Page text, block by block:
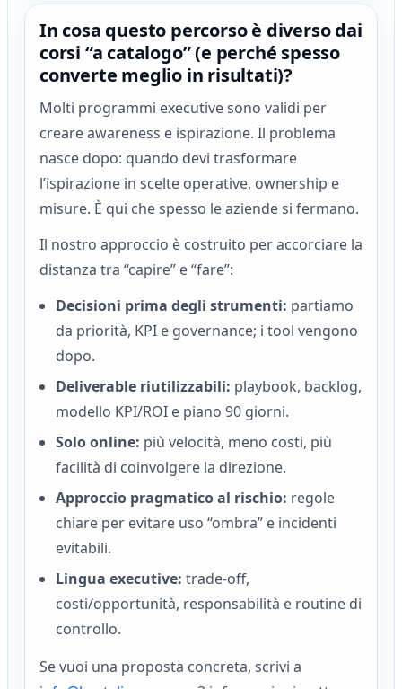
In cosa questo percorso è diverso dai
corsi “a catalogo” (e perché spesso
converte meglio in risultati)?
Molti programmi executive sono validi per
creare awareness e ispirazione. Il problema
nasce dopo: quando devi trasformare
l’ispirazione in scelte operative, ownership e
misure. È qui che spesso le aziende si fermano.
Il nostro approccio è costruito per accorciare la
distanza tra “capire” e “fare”:
Decisioni prima degli strumenti: partiamo
da priorità, KPI e governance; i tool vengono
dopo.
Deliverable riutilizzabili: playbook, backlog,
modello KPI/ROI e piano 90 giorni.
Solo online: più velocità, meno costi, più
facilità di coinvolgere la direzione.
Approccio pragmatico al rischio: regole
chiare per evitare uso “ombra” e incidenti
evitabili.
Lingua executive: trade‑off,
costi/opportunità, responsabilità e routine di
controllo.
Se vuoi una proposta concreta, scrivi a